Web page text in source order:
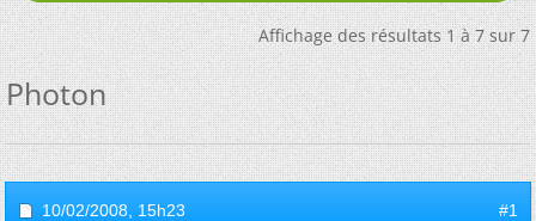
Affichage des résultats 1 à 7 sur 7
Photon
10/02/2008, 15h23 #1